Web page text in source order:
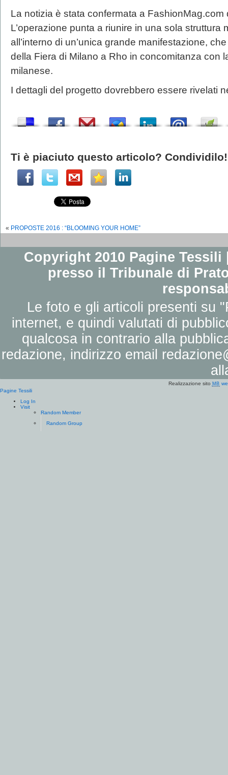
La notizia è stata confermata a FashionMag.com
L’operazione punta a riunire in una sola struttura
all’interno di un’unica grande manifestazione,
della Fiera di Milano a Rho in concomitanza con
milanese.
I dettagli del progetto dovrebbero essere rivelati
Ti è piaciuto questo articolo? Condividilo!
« PROPOSTE 2016 : “BLOOMING YOUR HOME”
Copyright 2010 Pagine
presso il Tribunale di
Le foto e gli articoli presenti su
internet, e quindi valutati di
qualcosa in contrario alla
redazione, indirizzo email
Realizzazione sito MB
Pagine Tessili
Log In
Visit
Random Member
Random Group